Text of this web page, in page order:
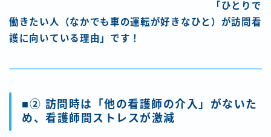
「ひとりで
働きたい人（なかでも車の運転が好きなひと）が訪問看
護に向いている理由」です！
■② 訪問時は「他の看護師の介入」がないた
め、看護師間ストレスが激減